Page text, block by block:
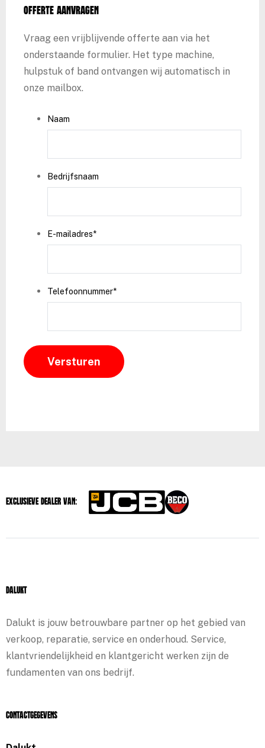
Offerte aanvragen
Vraag een vrijblijvende offerte aan via het
onderstaande formulier. Het type machine,
hulpstuk of band ontvangen wij automatisch in
onze mailbox.
Naam
Bedrijfsnaam
E-mailadres*
Telefoonnummer*
Exclusieve dealer van:
Dalukt
Dalukt is jouw betrouwbare partner op het gebied van
verkoop, reparatie, service en onderhoud. Service,
klantvriendelijkheid en klantgericht werken zijn de
fundamenten van ons bedrijf.
Contactgegevens